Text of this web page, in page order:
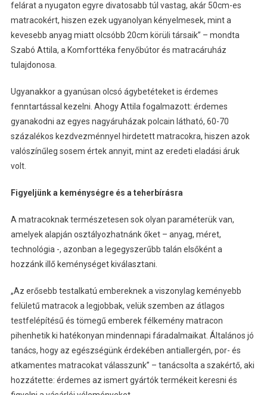
felárat a nyugaton egyre divatosabb túl vastag, akár 50cm-es
matracokért, hiszen ezek ugyanolyan kényelmesek, mint a
kevesebb anyag miatt olcsóbb 20cm körüli társaik” – mondta
Szabó Attila, a Komforttéka fenyőbútor és matracáruház
tulajdonosa.
Ugyanakkor a gyanúsan olcsó ágybetéteket is érdemes
fenntartással kezelni. Ahogy Attila fogalmazott: érdemes
gyanakodni az egyes nagyáruházak polcain látható, 60-70
százalékos kezdvezménnyel hirdetett matracokra, hiszen azok
valószínűleg sosem értek annyit, mint az eredeti eladási áruk
volt.
Figyeljünk a keménységre és a teherbírásra
A matracoknak természetesen sok olyan paraméterük van,
amelyek alapján osztályozhatnánk őket – anyag, méret,
technológia -, azonban a legegyszerűbb talán elsőként a
hozzánk illő keménységet kiválasztani.
„Az erősebb testalkatú embereknek a viszonylag keményebb
felületű matracok a legjobbak, velük szemben az átlagos
testfelépítésű és tömegű emberek félkemény matracon
pihenhetik ki hatékonyan mindennapi fáradalmaikat. Általános jó
tanács, hogy az egészségünk érdekében antiallergén, por- és
atkamentes matracokat válasszunk” – tanácsolta a szakértő, aki
hozzátette: érdemes az ismert gyártók termékeit keresni és